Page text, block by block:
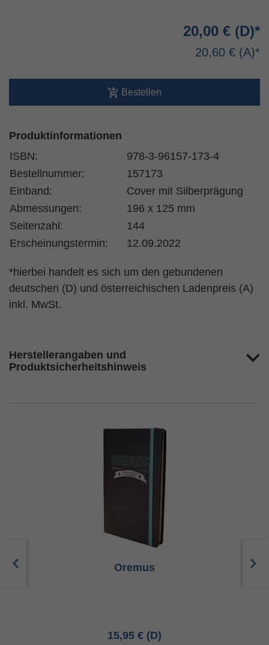
20,00 €
20,60 €
Bestellen
Produktinformationen
ISBN:
978-3-96157-173-4
Bestellnummer:
157173
Einband:
Cover mit Silberprägung
Abmessungen:
196 x 125 mm
Seitenzahl:
144
Erscheinungstermin:
12.09.2022
*hierbei handelt es sich um den gebundenen
deutschen (D) und österreichischen Ladenpreis (A)
inkl. MwSt.
Herstellerangaben und
Produktsicherheitshinweis
Oremus
15,95 €